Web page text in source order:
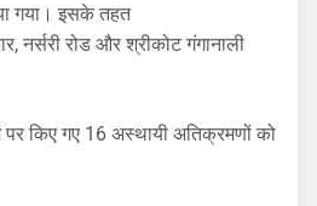
गया। इसके तहत
नर्सरी रोड और श्रीकोट गंगानाली
पर किए गए 16 अस्थायी अतिक्रमणों को